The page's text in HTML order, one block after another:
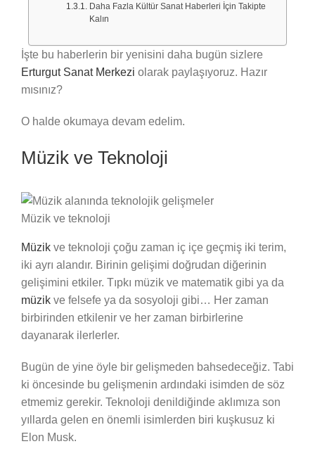
Daha Fazla Kültür Sanat Haberleri İçin Takipte
Kalın
İşte bu haberlerin bir yenisini daha bugün sizlere
Erturgut Sanat Merkezi olarak paylaşıyoruz. Hazır
mısınız?
O halde okumaya devam edelim.
Müzik ve Teknoloji
Müzik ve teknoloji
Müzik ve teknoloji çoğu zaman iç içe geçmiş iki terim,
iki ayrı alandır. Birinin gelişimi doğrudan diğerinin
gelişimini etkiler. Tıpkı müzik ve matematik gibi ya da
müzik ve felsefe ya da sosyoloji gibi… Her zaman
birbirinden etkilenir ve her zaman birbirlerine
dayanarak ilerlerler.
Bugün de yine öyle bir gelişmeden bahsedeceğiz. Tabi
ki öncesinde bu gelişmenin ardındaki isimden de söz
etmemiz gerekir. Teknoloji denildiğinde aklımıza son
yıllarda gelen en önemli isimlerden biri kuşkusuz ki
Elon Musk.